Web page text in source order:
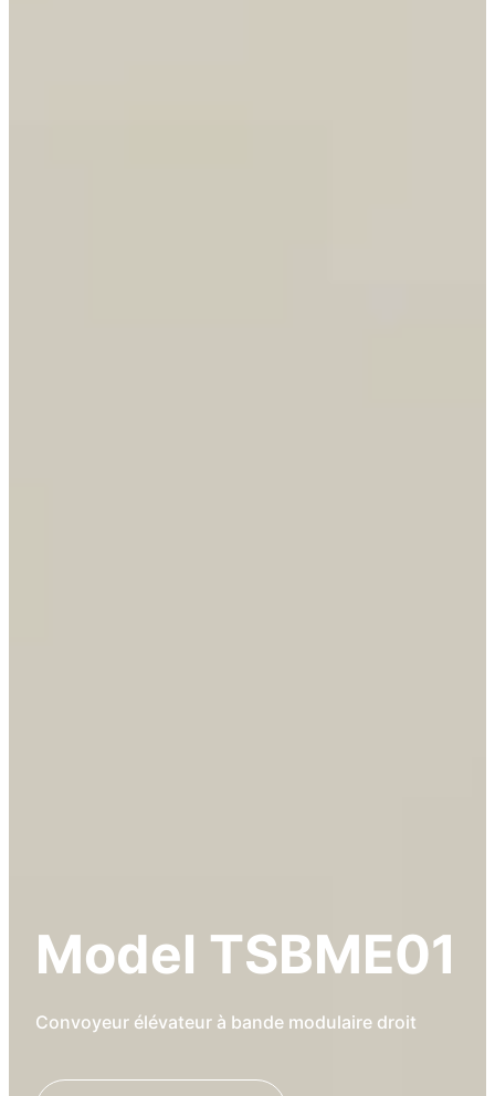
Model TSBME01
Convoyeur élévateur à bande modulaire droit